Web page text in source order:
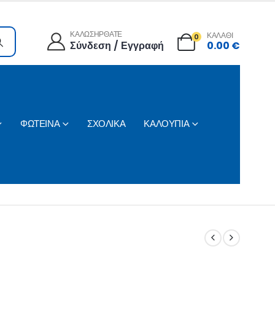
ΚΑΛΩΣΗΡΘΑΤΕ
Σύνδεση / Εγγραφή
0 ΚΑΛΑΘΙ
0.00 €
ΦΩΤΕΙΝΑ ΣΧΟΛΙΚΑ ΚΑΛΟΥΠΙΑ